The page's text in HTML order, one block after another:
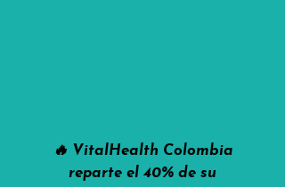
🔥 VitalHealth Colombia
reparte el 40% de su